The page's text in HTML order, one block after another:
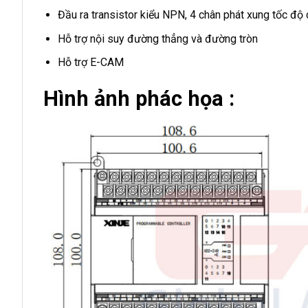
Đầu ra transistor kiểu NPN, 4 chân phát xung tốc độ
Hỗ trợ nội suy đường thẳng và đường tròn
Hỗ trợ E-CAM
Hình ảnh phác họa :